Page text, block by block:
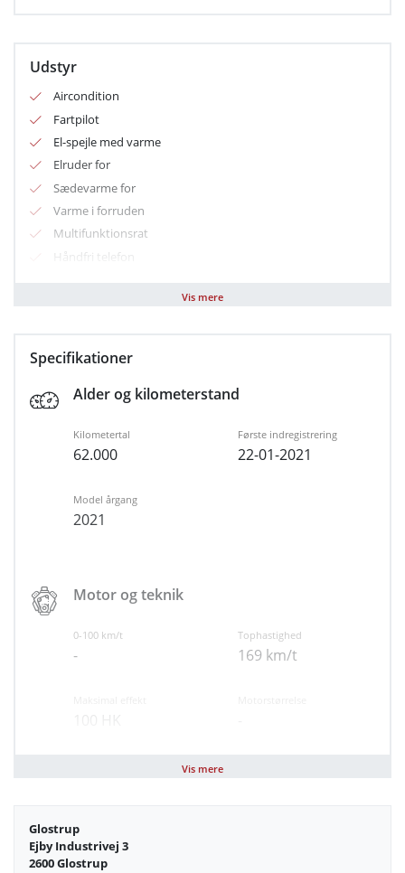
Udstyr
Aircondition
Fartpilot
El-spejle med varme
Elruder for
Sædevarme for
Varme i forruden
Multifunktionsrat
Håndfri telefon
Dobbelt fløjdøre
ABS
Forbehold for tastefejl
Vis mere
Specifikationer
Alder og kilometerstand
Kilometertal
62.000
Første indregistrering
22-01-2021
Model årgang
2021
Motor og teknik
0-100 km/t
-
Tophastighed
169 km/t
Antal cylindre
4
Vis mere
Glostrup
Ejby Industrivej 3
2600 Glostrup